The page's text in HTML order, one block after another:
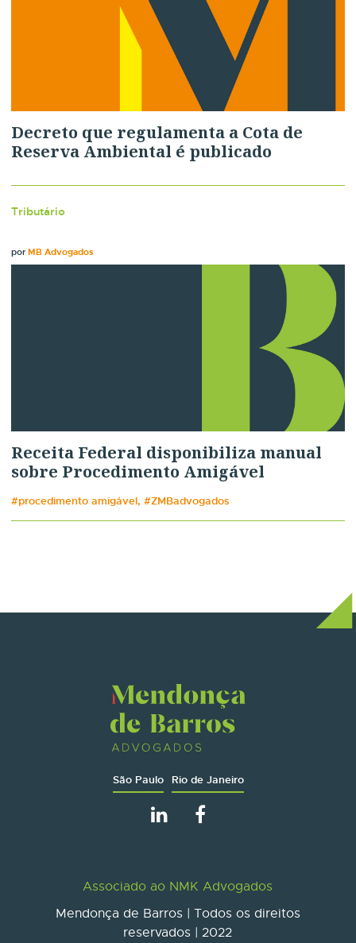
Decreto que regulamenta a Cota de
Reserva Ambiental é publicado
Tributário
porMB Advogados
Receita Federal disponibiliza manual
sobre Procedimento Amigável
#procedimento amigável, #ZMBadvogados
São Paulo Rio de Janeiro
Associado ao NMK Advogados
Mendonça de Barros | Todos os direitos
reservados | 2022